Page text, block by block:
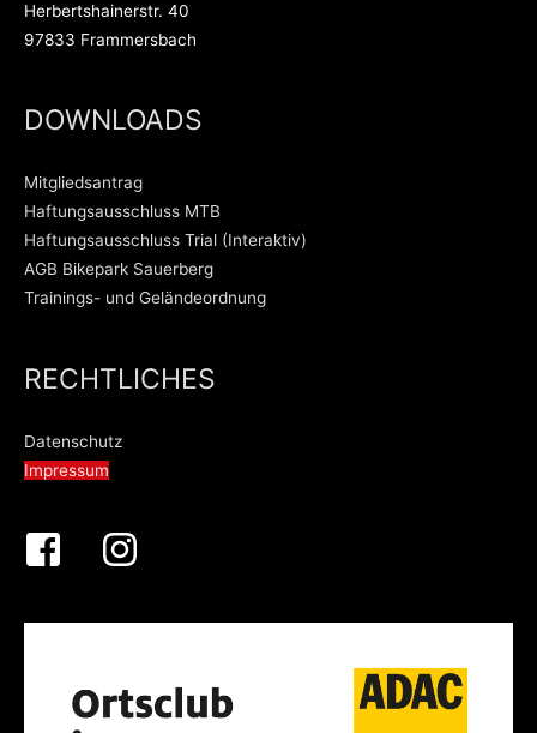
Herbertshainerstr. 40
97833 Frammersbach
DOWNLOADS
Mitgliedsantrag
Haftungsausschluss MTB
Haftungsausschluss Trial (Interaktiv)
AGB Bikepark Sauerberg
Trainings- und Geländeordnung
RECHTLICHES
Datenschutz
Impressum